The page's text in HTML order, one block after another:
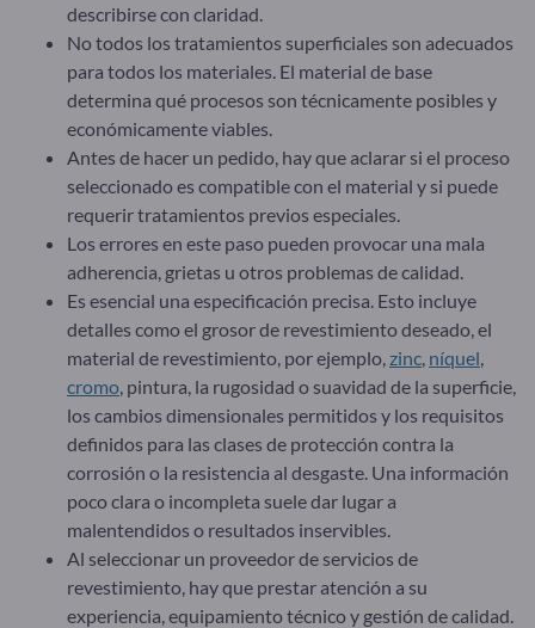
describirse con claridad.
No todos los tratamientos superficiales son adecuados
para todos los materiales. El material de base
determina qué procesos son técnicamente posibles y
económicamente viables.
Antes de hacer un pedido, hay que aclarar si el proceso
seleccionado es compatible con el material y si puede
requerir tratamientos previos especiales.
Los errores en este paso pueden provocar una mala
adherencia, grietas u otros problemas de calidad.
Es esencial una especificación precisa. Esto incluye
detalles como el grosor de revestimiento deseado, el
material de revestimiento, por ejemplo, zinc níquel
cromo , pintura, la rugosidad o suavidad de la superficie,
los cambios dimensionales permitidos y los requisitos
definidos para las clases de protección contra la
corrosión o la resistencia al desgaste. Una información
poco clara o incompleta suele dar lugar a
malentendidos o resultados inservibles.
Al seleccionar un proveedor de servicios de
revestimiento, hay que prestar atención a su
experiencia, equipamiento técnico y gestión de calidad.